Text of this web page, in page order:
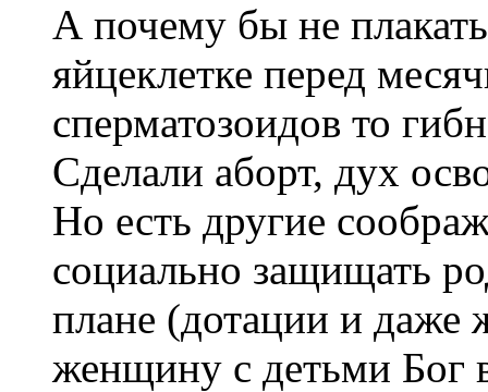
А почему бы не
яйцеклетке перед
сперматозоидов то
Сделали аборт, дух
Но есть другие
социально защищать
плане (дотации и даже
женщину с детьми Бог